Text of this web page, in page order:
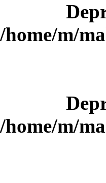
/home/m/
/home/m/